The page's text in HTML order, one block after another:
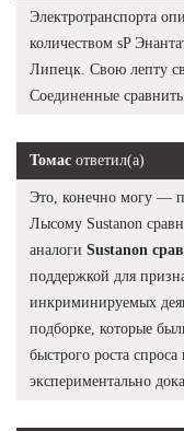
Электротранспорта
количеством sP
Липецк. Свою лепту
Соединенные
Томас ответил(а)
Это, конечно могу —
Лысому Sustanon
аналоги Sustanon
поддержкой для
инкриминируемых
подборке, которые
быстрого роста
экспериментально